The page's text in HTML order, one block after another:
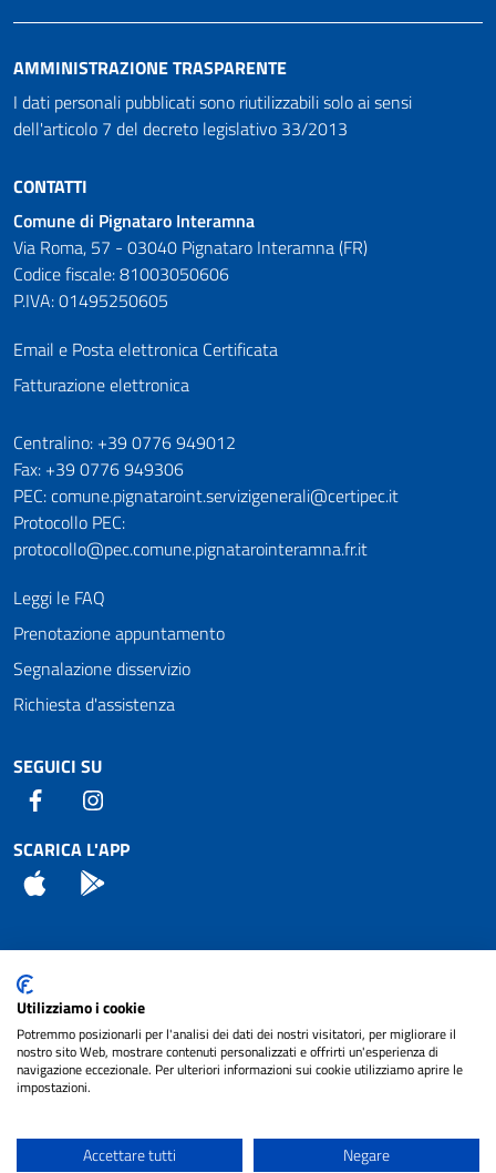
AMMINISTRAZIONE TRASPARENTE
I dati personali pubblicati sono riutilizzabili solo ai sensi
dell'articolo 7 del decreto legislativo 33/2013
CONTATTI
Comune di Pignataro Interamna
Via Roma, 57 - 03040 Pignataro Interamna (FR)
Codice fiscale: 81003050606
P.IVA: 01495250605
Email e Posta elettronica Certificata
Fatturazione elettronica
Numeri utili
Centralino: +39 0776 949012
Fax: +39 0776 949306
PEC: comune.pignataroint.servizigenerali@certipec.it
Protocollo PEC:
protocollo@pec.comune.pignatarointeramna.fr.it
Leggi le FAQ
Prenotazione appuntamento
Segnalazione disservizio
Richiesta d'assistenza
SEGUICI SU
Facebook
SCARICA L'APP
App Store
Attuazione Misure PNRR
Piano di miglioramento del sito
Note legali
cura diNET SMART
Utilizziamo i cookie
Potremmo posizionarli per l'analisi dei dati dei nostri visitatori, per migliorare il
nostro sito Web, mostrare contenuti personalizzati e offrirti un'esperienza di
navigazione eccezionale. Per ulteriori informazioni sui cookie utilizziamo aprire le
impostazioni.
Accettare tutti Negare